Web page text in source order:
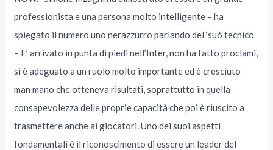
professionista e una persona molto intelligente – ha
spiegato il numero uno nerazzurro parlando del ‘suò tecnico
– E’ arrivato in punta di piedi nell’Inter, non ha fatto proclami,
si è adeguato a un ruolo molto importante ed è cresciuto
man mano che otteneva risultati, soprattutto in quella
consapevolezza delle proprie capacità che poi è riuscito a
trasmettere anche ai giocatori. Uno dei suoi aspetti
fondamentali è il riconoscimento di essere un leader del